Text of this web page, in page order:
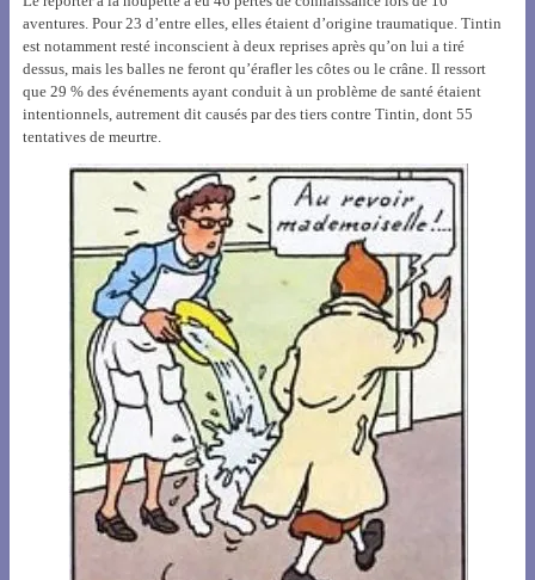
aventures. Pour 23 d’entre elles, elles étaient d’origine traumatique. Tintin
est notamment resté inconscient à deux reprises après qu’on lui a tiré
dessus, mais les balles ne feront qu’érafler les côtes ou le crâne. Il ressort
que 29 % des événements ayant conduit à un problème de santé étaient
intentionnels, autrement dit causés par des tiers contre Tintin, dont 55
tentatives de meurtre.